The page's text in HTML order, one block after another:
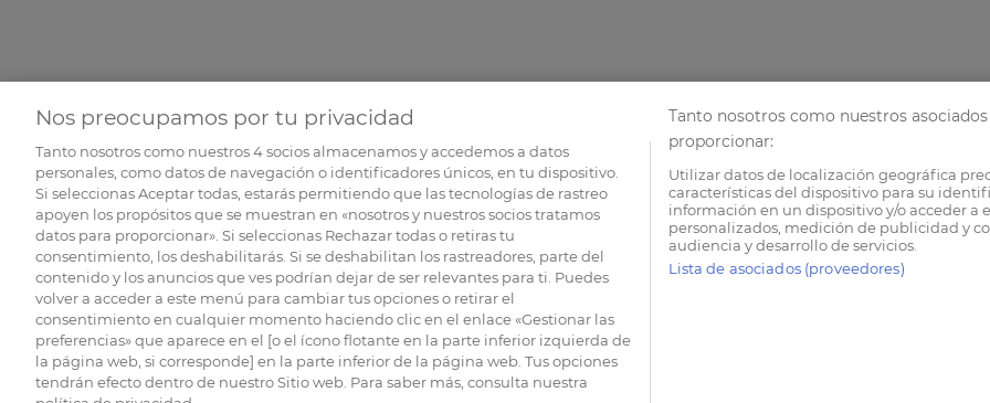
Nos preocupamos por tu privacidad
Tanto nosotros como nuestros4socios almacenamos y accedemos a datos
personales, como datos de navegación o identificadores únicos, en tu dispositivo.
Si seleccionas Aceptar todas, estarás permitiendo que las tecnologías de rastreo
apoyen los propósitos que se muestran en «nosotros y nuestros socios tratamos
datos para proporcionar». Si seleccionas Rechazar todas o retiras tu
consentimiento, los deshabilitarás. Si se deshabilitan los rastreadores, parte del
contenido y los anuncios que ves podrían dejar de ser relevantes para ti. Puedes
volver a acceder a este menú para cambiar tus opciones o retirar el
consentimiento en cualquier momento haciendo clic en el enlace «Gestionar las
preferencias» que aparece en el [o el ícono flotante en la parte inferior izquierda de
la página web, si corresponde] en la parte inferior de la página web. Tus opciones
tendrán efecto dentro de nuestro Sitio web. Para saber más, consulta nuestra
Tanto nosotros como nuestros
proporcionar:
Utilizar datos de localización geográfica
características del dispositivo para su
información en un dispositivo y/o acceder a
personalizados, medición de publicidad y
audiencia y desarrollo de servicios.
Lista de asociados (proveedores)